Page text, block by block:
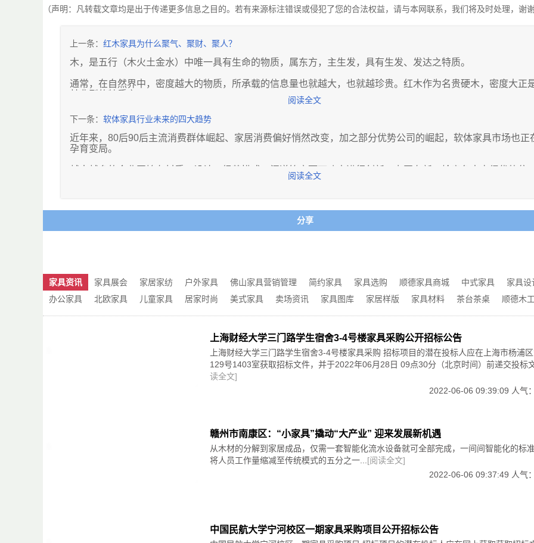
（声明：凡转载文章均是出于传递更多信息之目的。若有来源标注错误或侵犯了您的合法权益，请与本网联系，我们将及时处理，谢谢
上一条： 红木家具为什么聚气、聚财、聚人？
木，是五行（木火土金水）中唯一具有生命的物质，属东方，主生发，具有生发、发达之特质。
通常，在自然界中，密度越大的物质，所承载的信息量也就越大，也就越珍贵。红木作为名贵硬木，密度大正
红木为阳刚之木，能够提升、振奋宅内之阳气，驱赶阴气，驱除外邪。
作为中国传统文化的载体，细数之下，红木家具具有健康环保、增值保值等等多种独特的优点。
所以，也就不难理解，为何从昔日的宫廷贵胄，到今日的普通大众都对红木家具如此情有独钟了。
红木家具应世盛行，采用天然木材、天然生漆，摒弃了所有有害物质，满足了人们对环保健康的终极需求。
2、结构科学，精工细做。
红木家具采用榫卯结合，做法灵妙巧合，牢固耐用，从力学角度来看具有很强的科学性。
我国传统的红木家具，基本上都是由工艺师们一刀一锯一刨完成的，每落一刀都花费工艺师的心机，同时还要讲
不赞叹中华文明之厚重，现代继承发扬之精彩。
每靠于斯，顿生百年古木滋养之感。
阅读全文
下一条： 软体家具行业未来的四大趋势
近年来，80后90后主流消费群体崛起、家居消费偏好悄然改变，加之部分优势公司的崛起，软体家具市场也正
孕育变局。
越来越多的企业开始在材质、设计、经营模式、渠道等方面下功夫进行创新，力图在新一轮竞争中占得优势位
多年来，软体产品的外观造型相对传统，但从前几年开始，我们注意到沙发、软床等产品，设计开始多元化。或
引进中国元素，造出具有文化魅力与视觉感染力的产品；或紧跟流行，迎合社交媒体上受追捧的审美需求。仔
8成。只要成功影响了他们，也就赢得了现在与未来。
趋势二：以功能为导向做智能软体
来更新鲜方便舒适的用户体验，市场前景备受看好。
趋势三：以软体为核心向整体家居延伸，满足一站式购齐的需求
部分软体家具在深耕单品类的基础上，开始向上下游延伸，提供一站式购齐的服务。
比如与定制家居企业合作，实现成品+定制的全屋方案，或者自己开发定制产品，向全屋配齐靠拢。当然，软体
趋势四：追求完美，又兼顾性价比
一项中产女性的消费调研显示，看重品牌的占到36.9%，看重性价比的占到46.6%，看重品质的有46.3%，还有
这种消费选择，同样体现在家居领域。软体家具市场上出现了一些品牌，定位中高端档次、有调性，品质好、服
企业。他们规模可能不是最大的，但在经营模式、产品策略等方面，有自己的硬核本领。
阅读全文
分享
家具资讯 家具展会 家居家纺 户外家具 佛山家具营销管理 简约家具 家具选购 顺德家具商城 中式家具
家具设
办公家具
北欧家具 儿童家具 居家时尚 美式家具 卖场资讯 家具图库 家居样版 家具材料 茶台茶桌 顺德木
上海财经大学三门路学生宿舍3-4号楼家具采购公开招标公告
上海财经大学三门路学生宿舍3-4号楼家具采购 招标项目的潜在投标人应在上海市杨浦
129号1403室获取招标文件，并于2022年06月28日 09点30分（北京时间）前递交投标文
读全文]
2022-06-06 09:39:09 人气
赣州市南康区：“小家具”撬动“大产业” 迎来发展新机遇
从木材的分解到家居成品，仅需一套智能化流水设备就可全部完成，一间间智能化的标准
将人员工作量缩减至传统模式的五分之一... [阅读全文]
2022-06-06 09:37:49 人气
中国民航大学宁河校区一期家具采购项目公开招标公告